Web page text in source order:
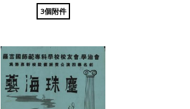
3個附件